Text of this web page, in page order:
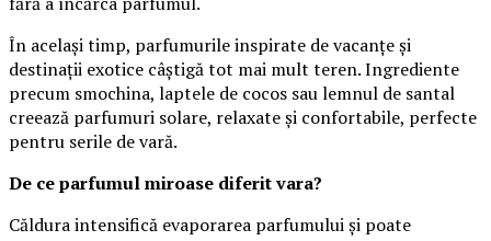
În același timp, parfumurile inspirate de vacanțe și
destinații exotice câștigă tot mai mult teren. Ingrediente
precum smochina, laptele de cocos sau lemnul de santal
creează parfumuri solare, relaxate și confortabile, perfecte
pentru serile de vară.
De ce parfumul miroase diferit vara?
Căldura intensifică evaporarea parfumului și poate